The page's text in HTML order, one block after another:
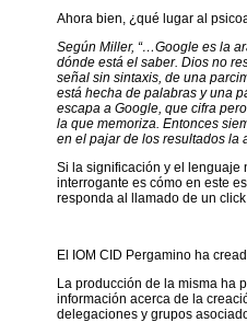
Ahora bien, ¿qué lugar al
Según Miller, “…Google es la
dónde está el saber. Dios no
señal sin sintaxis, de una
está hecha de palabras y una
escapa a Google, que cifra
la que memoriza. Entonces
en el pajar de los resultados la
Si la significación y el lenguaje
interrogante es cómo en este
responda al llamado de un
El IOM CID Pergamino ha
La producción de la misma ha
información acerca de la
delegaciones y grupos